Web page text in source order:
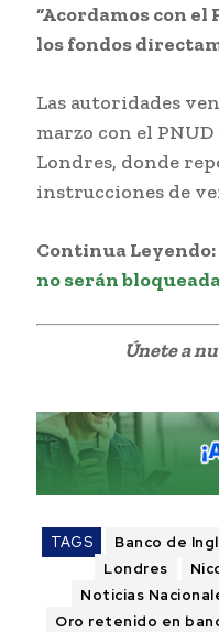
“Acordamos con
los fondos
Las autoridades
marzo con el
Londres, donde
instrucciones de
Continua Leyendo:
no serán
Únete a
TAGS Banco de
Londres
Noticias
Oro retenido en